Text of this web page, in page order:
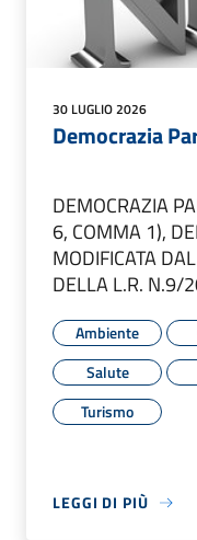
30 LUGLIO 2026
Democrazia
DEMOCRAZIA
6, COMMA 1),
MODIFICATA
DELLA L.R. N.9/
Ambiente
Salute
Turismo
LEGGI DI PIÙ